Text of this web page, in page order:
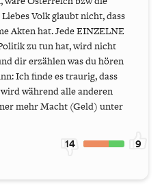
Volk glaubt nicht, dass
Akten hat. Jede EINZELNE
zu tun hat, wird nicht
dir erzählen was du hören
Ich finde es traurig, dass
während alle anderen
mehr Macht (Geld) unter
14 9